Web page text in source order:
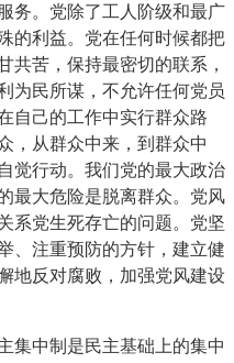
。党除了工人阶级和最广
的利益。党在任何时候都把
共苦，保持最密切的联系，
为民所谋，不允许任何党员
自己的工作中实行群众路
，从群众中来，到群众中
觉行动。我们党的最大政治
最大危险是脱离群众。党风
系党生死存亡的问题。党坚
、注重预防的方针，建立健
地反对腐败，加强党风建设
中制是民主基础上的集中